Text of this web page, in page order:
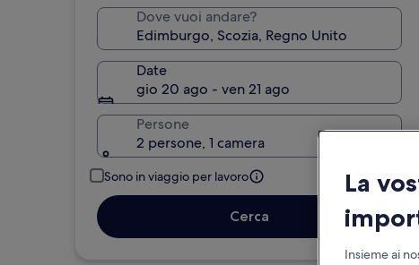
Dove vuoi andare?
Date
gio 20 ago - ven 21 ago
Persone
2 persone, 1 camera
Sono in viaggio per lavoro
Cerca
La
Insieme ai